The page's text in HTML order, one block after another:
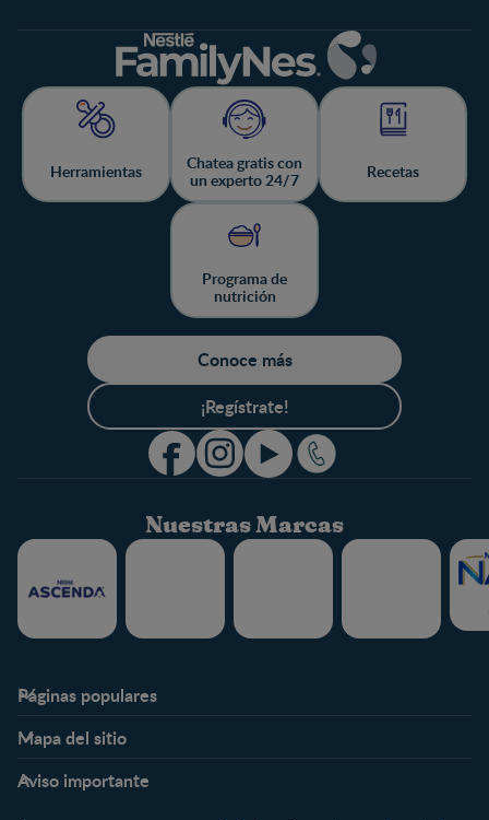
Herramientas
Chatea gratis con
un experto 24/7
Recetas
Programa de
nutrición
Conoce más
¡Regístrate!
Nuestras Marcas
Páginas populares
Expertos en Nutrición
Preguntas Frecuentes
Mapa del sitio
Preconcepción
Aviso importante